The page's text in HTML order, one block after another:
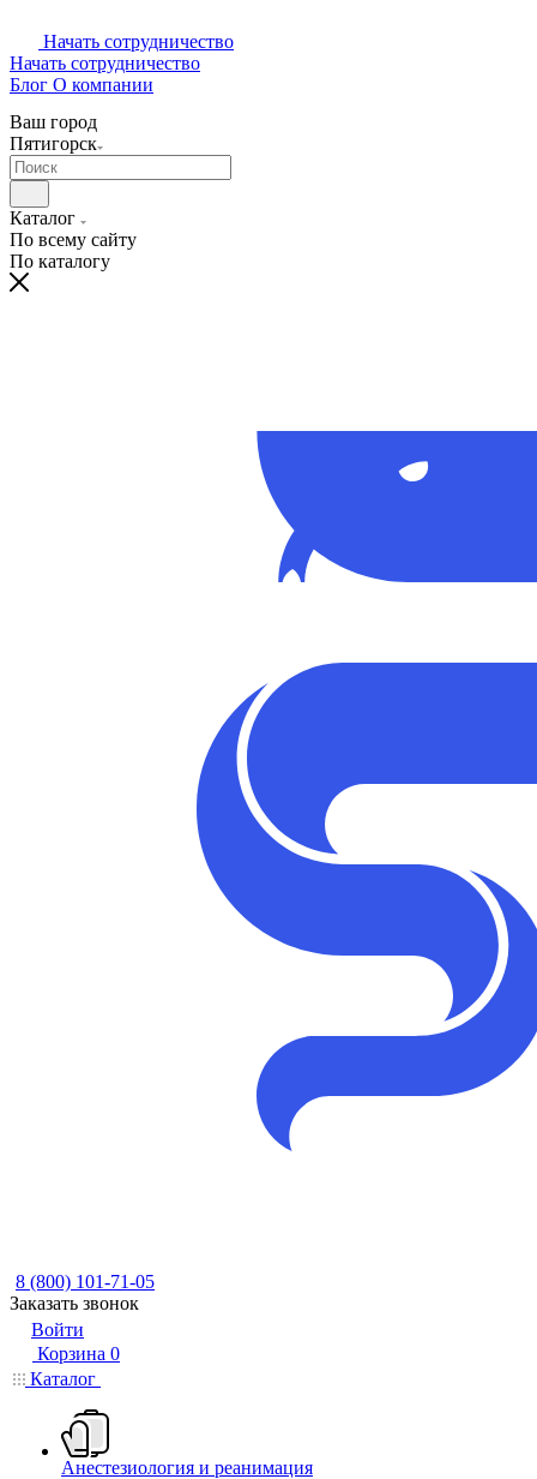
Начать сотрудничество
Начать сотрудничество
Блог О компании
Ваш город
Пятигорск
Каталог
По всему сайту
По каталогу
8 (800) 101-71-05
Заказать звонок
Войти
Корзина 0
Каталог
Анестезиология и реанимация